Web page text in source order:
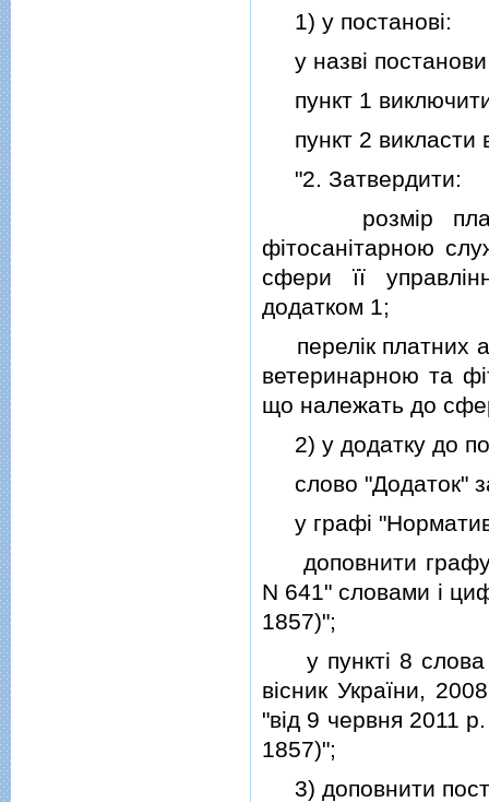
1) у постановi:
у назвi постанови
пункт 1
пункт 2 викласти
"2. Затвердити:
розмiр плати
фiтосанiтарною
сфери її
додатком 1;
перелiк платних
ветеринарною та
що належать до
2) у додатку до
слово "Додаток"
у графi
доповнити графу
N 641" словами i
1857)";
у пунктi 8 слова
вiсник України,
"вiд 9 червня 2011
1857)";
3) доповнити